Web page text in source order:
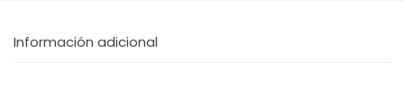
Información adicional